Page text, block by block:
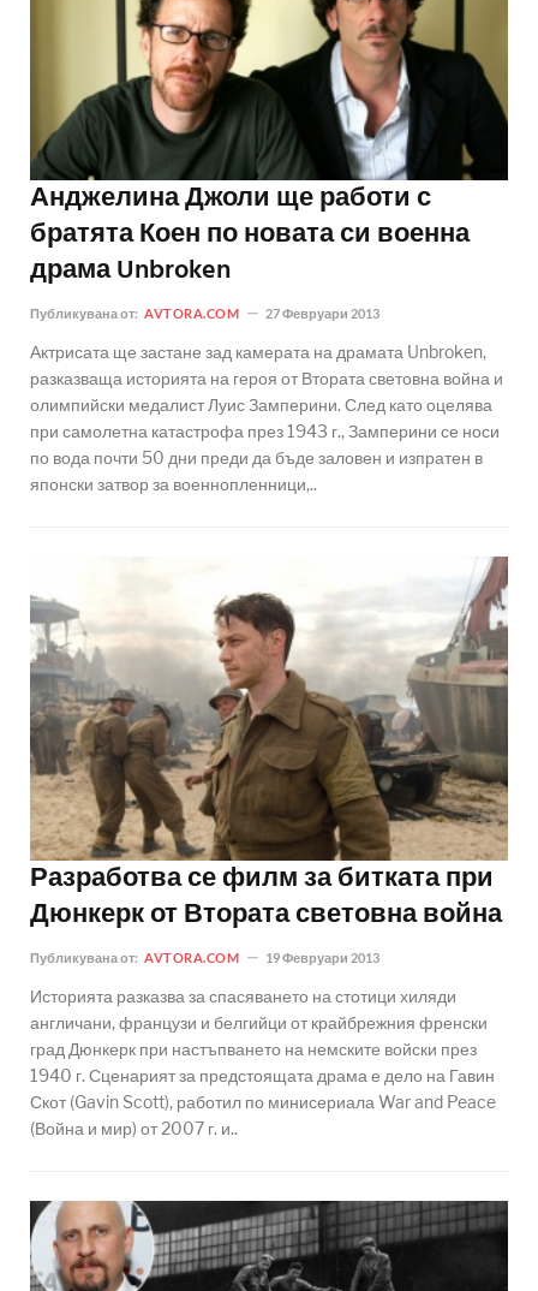
Анджелина Джоли ще работи с
братята Коен по новата си военна
драма Unbroken
Публикувана от: AVTORA.COM 27 Февруари 2013
Актрисата ще застане зад камерата на драмата Unbroken,
разказваща историята на героя от Втората световна война и
олимпийски медалист Луис Замперини. След като оцелява
при самолетна катастрофа през 1943 г., Замперини се носи
по вода почти 50 дни преди да бъде заловен и изпратен в
японски затвор за военнопленници,..
Разработва се филм за битката при
Дюнкерк от Втората световна война
Публикувана от: AVTORA.COM 19 Февруари 2013
Историята разказва за спасяването на стотици хиляди
англичани, французи и белгийци от крайбрежния френски
град Дюнкерк при настъпването на немските войски през
1940 г. Сценарият за предстоящата драма е дело на Гавин
Скот (Gavin Scott), работил по минисериала War and Peace
(Война и мир) от 2007 г. и..